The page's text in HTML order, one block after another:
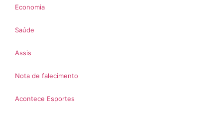
Economia
Saúde
Assis
Nota de falecimento
Acontece Esportes